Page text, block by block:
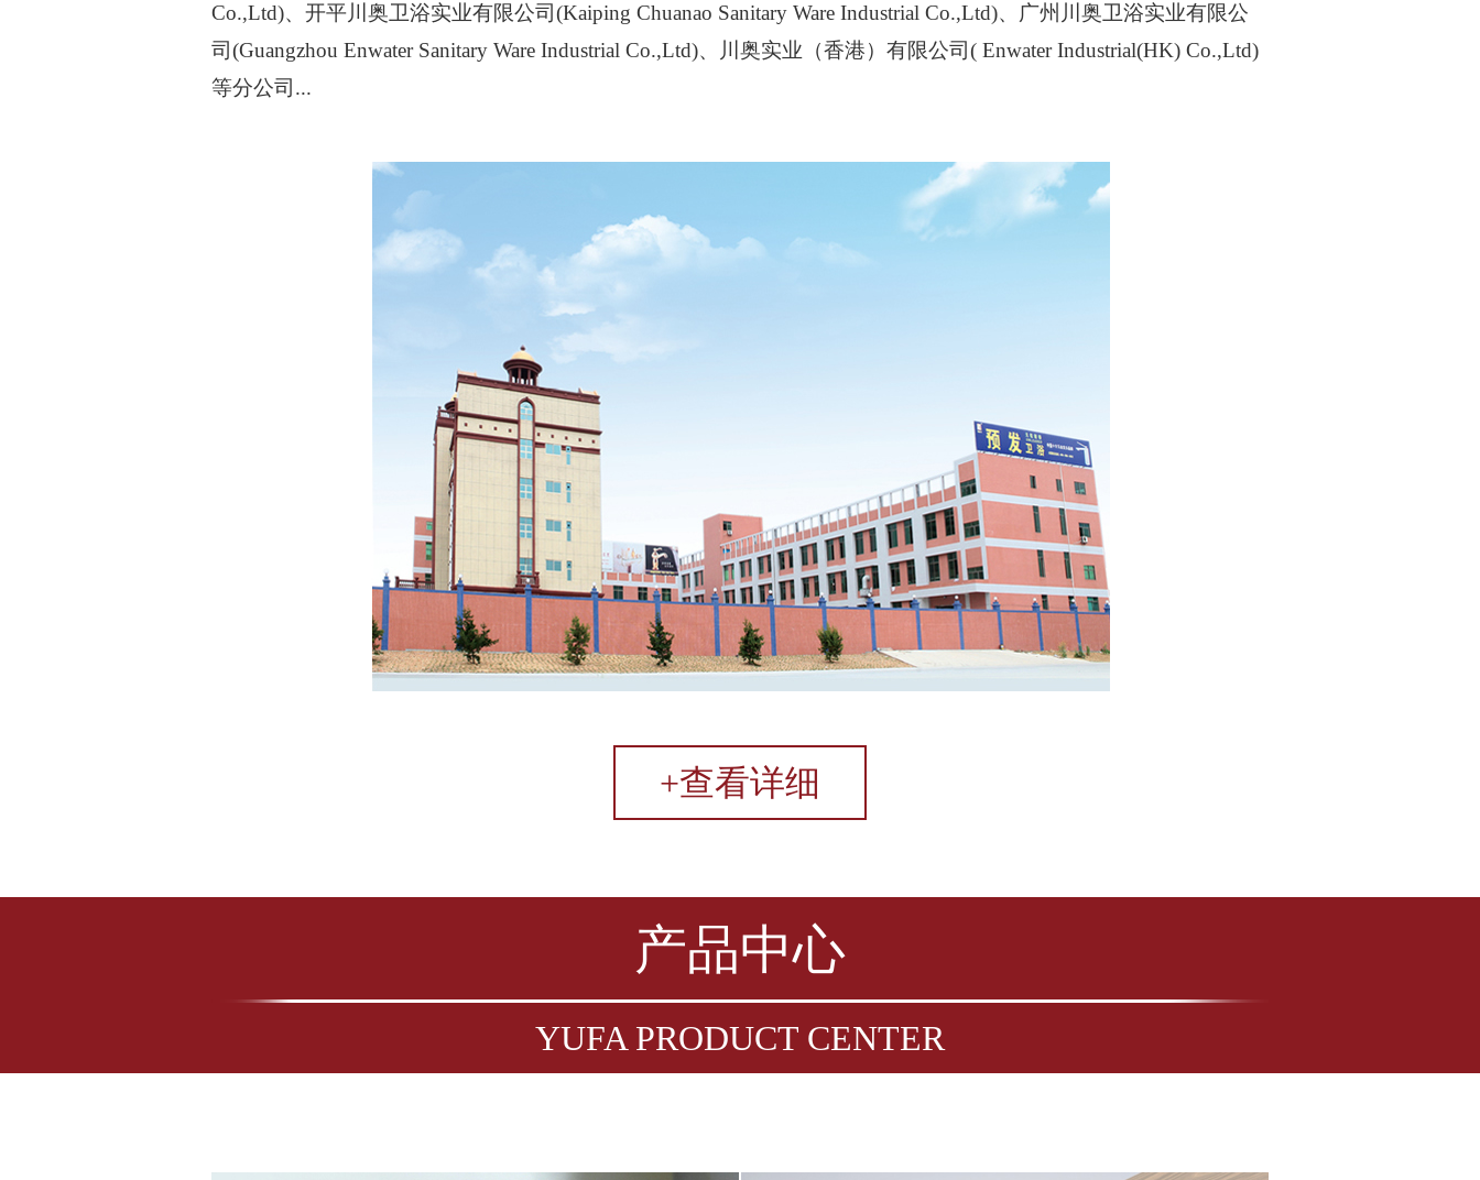
Co.,Ltd)、开平川奥卫浴实业有限公司(Kaiping Chuanao Sanitary Ware Industrial Co.,Ltd)、广州川奥卫浴实业有限公
司(Guangzhou Enwater Sanitary Ware Industrial Co.,Ltd)、川奥实业（香港）有限公司( Enwater Industrial(HK) Co.,Ltd)
等分公司...
+查看详细
产品中心
YUFA PRODUCT CENTER